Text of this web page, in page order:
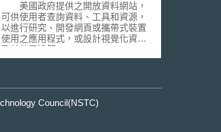
美國政府提供之開放資料網站，
可供使用者查詢資料、工具和資源，
以進行研究、開發網頁或攜帶式裝置
使用之應用程式，或設計視覺化資料
及其他用途等。
Council(NSTC)